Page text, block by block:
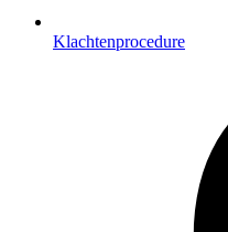
Klachtenprocedure